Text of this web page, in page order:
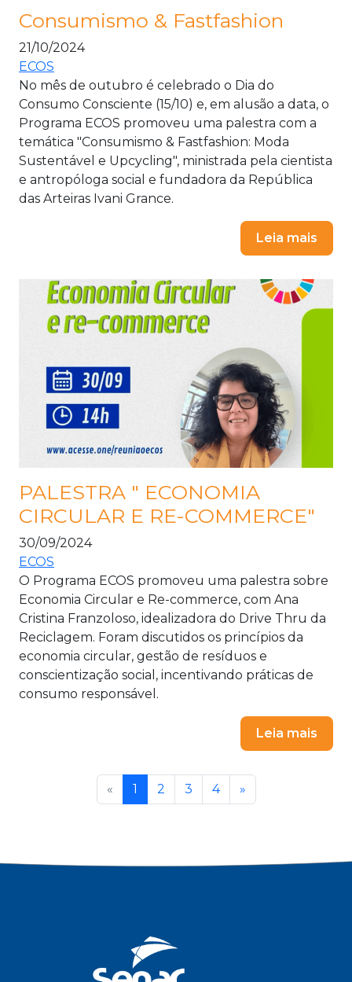
Consumismo & Fastfashion
21/10/2024
ECOS
No mês de outubro é celebrado o Dia do
Consumo Consciente (15/10) e, em alusão a data, o
Programa ECOS promoveu uma palestra com a
temática "Consumismo & Fastfashion: Moda
Sustentável e Upcycling", ministrada pela cientista
e antropóloga social e fundadora da República
das Arteiras Ivani Grance.
Leia mais
PALESTRA " ECONOMIA
CIRCULAR E RE-COMMERCE"
30/09/2024
ECOS
O Programa ECOS promoveu uma palestra sobre
Economia Circular e Re-commerce, com Ana
Cristina Franzoloso, idealizadora do Drive Thru da
Reciclagem. Foram discutidos os princípios da
economia circular, gestão de resíduos e
conscientização social, incentivando práticas de
consumo responsável.
Leia mais
« 1 2 3 4 »